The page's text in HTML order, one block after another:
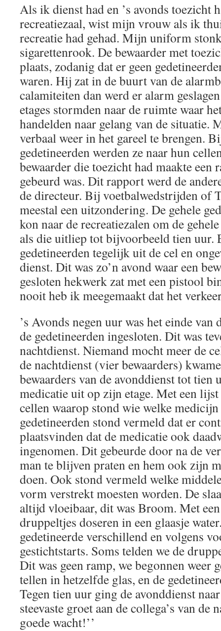
Als ik dienst had en ’s avonds toezicht
recreatiezaal, wist mijn vrouw als ik
recreatie had gehad. Mijn uniform
sigarettenrook. De bewaarder met
plaats, zodanig dat er geen
waren. Hij zat in de buurt van de
calamiteiten dan werd er alarm
etages stormden naar de ruimte waar
handelden naar gelang van de situatie.
verbaal weer in het gareel te brengen.
gedetineerden werden ze naar hun
bewaarder die toezicht had maakte een
gebeurd was. Dit rapport werd de
de directeur. Bij voetbalwedstrijden of
meestal een uitzondering. De gehele
kon naar de recreatiezalen om de
als die uitliep tot bijvoorbeeld tien uur.
gedetineerden tegelijk uit de cel en
dienst. Dit was zo’n avond waar een
gesloten hekwerk zat met een pistool
nooit heb ik meegemaakt dat het
’s Avonds negen uur was het einde van
de gedetineerden ingesloten. Dit was
nachtdienst. Niemand mocht meer de
de nachtdienst (vier bewaarders)
bewaarders van de avonddienst tot tien
medicatie uit op zijn etage. Met een
cellen waarop stond wie welke
gedetineerden stond vermeld dat er
plaatsvinden dat de medicatie ook
ingenomen. Dit gebeurde door na de
man te blijven praten en hem ook zijn
doen. Ook stond vermeld welke
vorm verstrekt moesten worden. De
altijd vloeibaar, dit was Broom. Met
druppeltjes doseren in een glaasje
gedetineerde verschillend en volgens
gestichtstarts. Soms telden we de
Dit was geen ramp, we begonnen weer
tellen in hetzelfde glas, en de
Tegen tien uur ging de avonddienst
steevaste groet aan de collega’s van de
goede wacht!’’